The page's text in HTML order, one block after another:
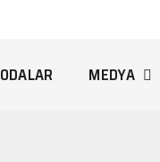
ODALAR MEDYA